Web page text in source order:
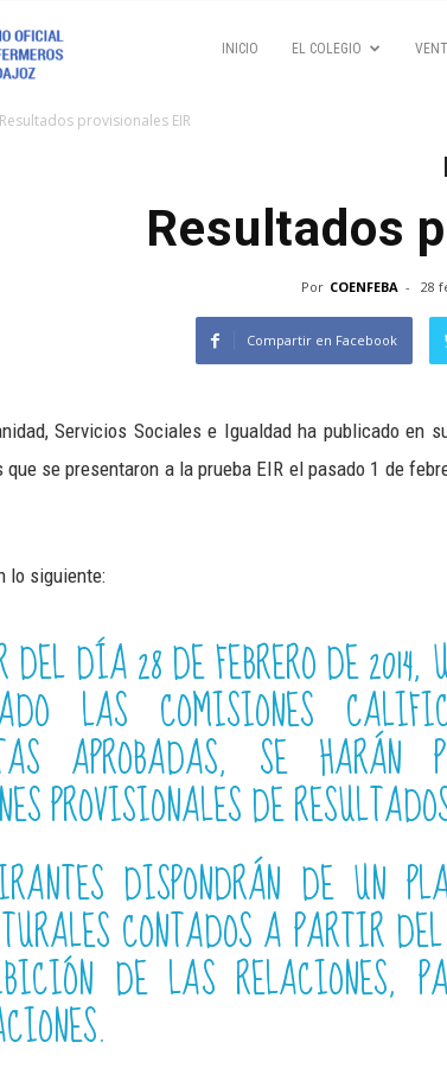
INICIO EL COLEGIO
Resultados provisionales EIR
Resultados
Por COENFEBA - 28
Compartir en Facebook
Servicios Sociales e Igualdad ha publicado en
se presentaron a la prueba EIR el pasado 1 de
lo siguiente:
DÍA 28 DE FEBRERO DE 2014,
LAS COMISIONES
APROBADAS, SE HARÁN
PROVISIONALES DE
DISPONDRÁN DE UN
CONTADOS A PARTIR
DE LAS RELACIONES,